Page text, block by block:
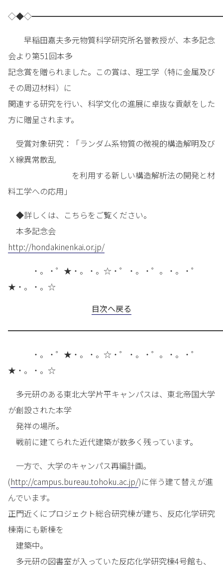
早稲田嘉夫多元物質科学研究所名誉教授が、本多記念
会より第51回本多
記念賞を贈られました。この賞は、理工学（特に金属及び
その周辺材料）に
関連する研究を行い、科学文化の進展に卓抜な貢献をした
方に贈呈されます。
受賞対象研究：「ランダム系物質の微視的構造解明及び
Ｘ線異常散乱
を利用する新しい構造解析法の開発と材
料工学への応用」
◆詳しくは、こちらをご覧ください。
本多記念会
http://hondakinenkai.or.jp/
・。・゜★・。・。☆・゜・。・゜。・。・゜
★・。・。☆
目次へ戻る
・。・゜★・。・。☆・゜・。・゜。・。・゜
★・。・。☆
多元研のある東北大学片平キャンパスは、東北帝国大学
が創設された本学
発祥の場所。
戦前に建てられた近代建築が数多く残っています。
一方で、大学のキャンパス再編計画。
(http://campus.bureau.tohoku.ac.jp/)に伴う建て替えが進
んでいます。
正門近くにプロジェクト総合研究棟が建ち、反応化学研究
棟南にも新棟を
建築中。
多元研の図書室が入っていた反応化学研究棟4号館も、